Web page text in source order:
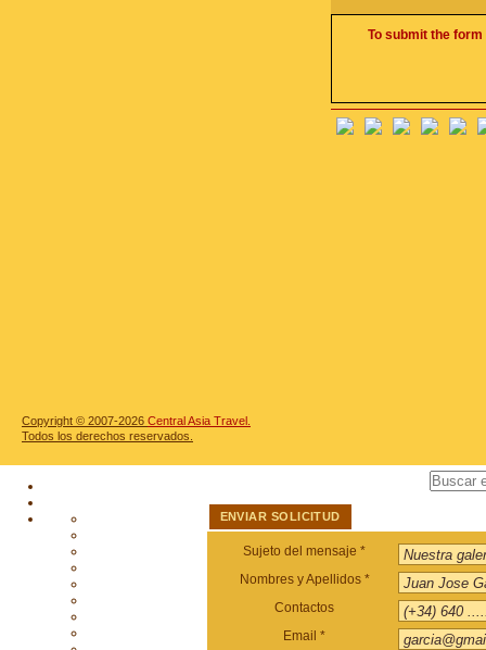
To submit the
Copyright © 2007-2026 Central Asia Travel.
Todos los derechos reservados.
ENVIAR SOLICITUD
Sujeto del mensaje *
Nombres y Apellidos *
Contactos
Email *